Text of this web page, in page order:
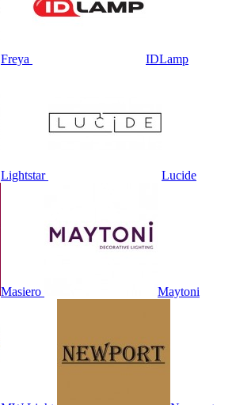
Freya IDLamp
Lightstar Lucide
Masiero Maytoni